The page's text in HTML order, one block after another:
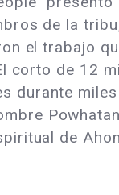
de la
el trabajo
corto de 12
durante
de